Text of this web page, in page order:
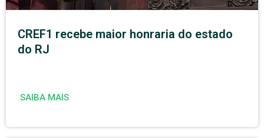
CREF1 recebe maior honraria do estado
do RJ
SAIBA MAIS